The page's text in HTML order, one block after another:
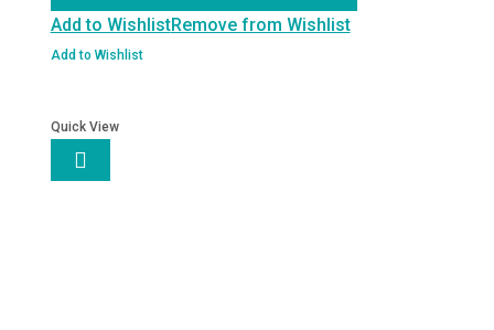
Add to WishlistRemove from Wishlist
Add to Wishlist
Quick View
